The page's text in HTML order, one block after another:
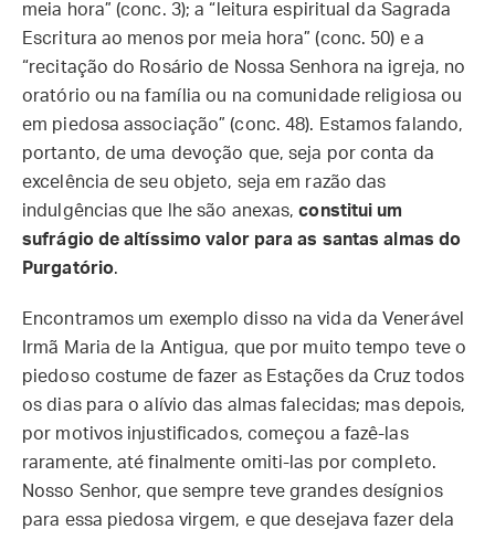
meia hora” (conc. 3); a “leitura espiritual da Sagrada
Escritura ao menos por meia hora” (conc. 50) e a
“recitação do Rosário de Nossa Senhora na igreja, no
oratório ou na família ou na comunidade religiosa ou
em piedosa associação” (conc. 48). Estamos falando,
portanto, de uma devoção que, seja por conta da
excelência de seu objeto, seja em razão das
indulgências que lhe são anexas,constitui um
sufrágio de altíssimo valor para as santas almas do
Purgatório.
Encontramos um exemplo disso na vida da Venerável
Irmã Maria de la Antigua, que por muito tempo teve o
piedoso costume de fazer as Estações da Cruz todos
os dias para o alívio das almas falecidas; mas depois,
por motivos injustificados, começou a fazê-las
raramente, até finalmente omiti-las por completo.
Nosso Senhor, que sempre teve grandes desígnios
para essa piedosa virgem, e que desejava fazer dela